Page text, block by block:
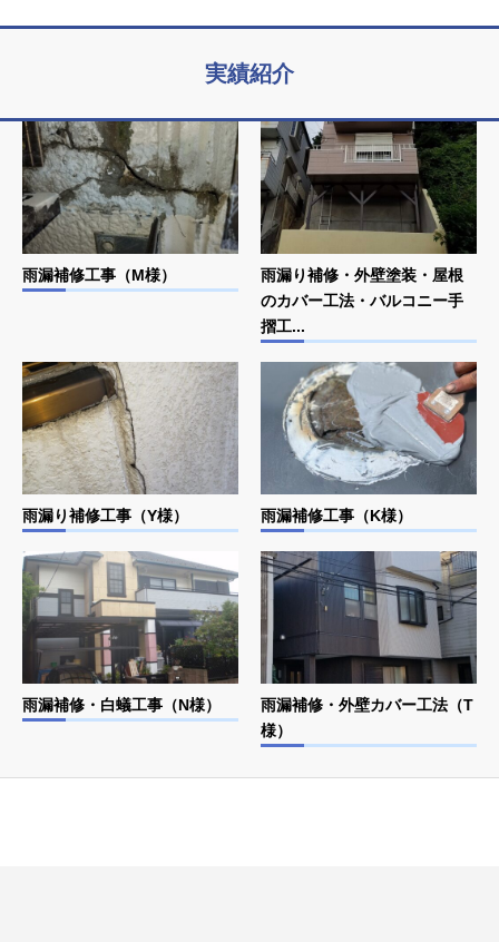
実績紹介
雨漏補修工事（M様）
雨漏り補修・外壁塗装・屋根
のカバー工法・バルコニー手
摺工...
雨漏り補修工事（Y様） 雨漏補修工事（K様）
雨漏補修・白蟻工事（N様）
雨漏補修・外壁カバー工法（T
様）